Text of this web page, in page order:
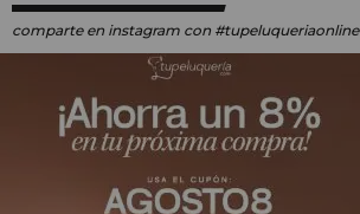
comparte en instagram con #tupeluqueriaonline